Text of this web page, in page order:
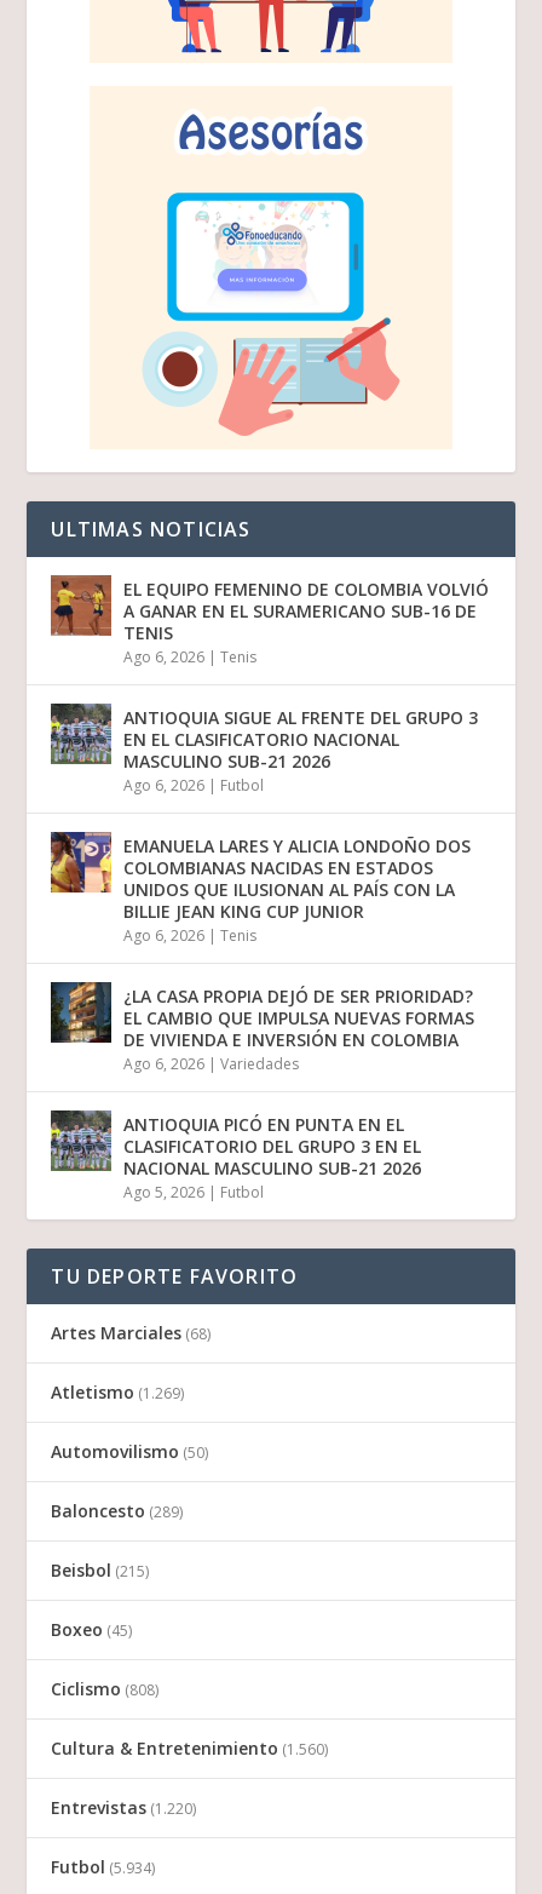
ULTIMAS NOTICIAS
EL EQUIPO FEMENINO DE COLOMBIA VOLVIÓ
A GANAR EN EL SURAMERICANO SUB-16 DE
TENIS
Ago 6, 2026 |Tenis
ANTIOQUIA SIGUE AL FRENTE DEL GRUPO 3
EN EL CLASIFICATORIO NACIONAL
MASCULINO SUB-21 2026
Ago 6, 2026 | Futbol
EMANUELA LARES Y ALICIA LONDOÑO DOS
COLOMBIANAS NACIDAS EN ESTADOS
UNIDOS QUE ILUSIONAN AL PAÍS CON LA
BILLIE JEAN KING CUP JUNIOR
Ago 6, 2026 |Tenis
¿LA CASA PROPIA DEJÓ DE SER PRIORIDAD?
EL CAMBIO QUE IMPULSA NUEVAS FORMAS
DE VIVIENDA E INVERSIÓN EN COLOMBIA
Ago 6, 2026 |Variedades
ANTIOQUIA PICÓ EN PUNTA EN EL
CLASIFICATORIO DEL GRUPO 3 EN EL
NACIONAL MASCULINO SUB-21 2026
Ago 5, 2026 | Futbol
TU DEPORTE FAVORITO
Artes Marciales (68)
Atletismo (1.269)
Automovilismo (50)
Baloncesto (289)
Beisbol (215)
Boxeo (45)
Ciclismo (808)
Cultura & Entretenimiento (1.560)
Entrevistas (1.220)
Futbol (5.934)